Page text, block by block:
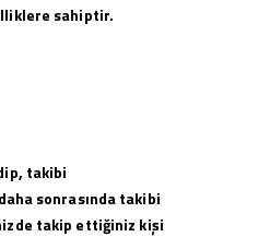
sahiptir.
takibi
sonrasında takibi
takip ettiğiniz kişi